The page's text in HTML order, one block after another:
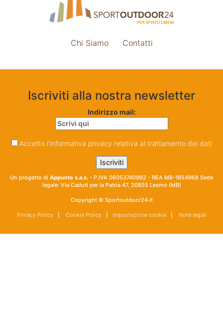
Chi Siamo Contatti
Iscriviti alla nostra newsletter
Indirizzo mail:
Accetto l'informativa privacy relativa al trattamento dei dati
Un progetto di Appunto s.a.s. - P.IVA 06053740962 - REA MB-1854968 Sede
legale: Via Caduti per la Patria 47, 20855 Lesmo (MB)
Copyright © Sportoutdoor24.it
Privacy Policy| Cookie Policy| Impostazione cookie| Note legali